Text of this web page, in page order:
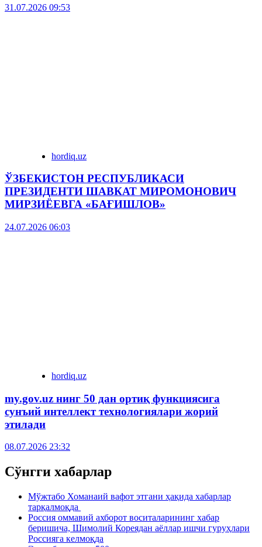
31.07.2026 09:53
hordiq.uz
ЎЗБЕКИСТОН РЕСПУБЛИКАСИ
ПРЕЗИДЕНТИ ШАВКАТ МИРОМОНОВИЧ
МИРЗИЁЕВГА «БАҒИШЛОВ»
24.07.2026 06:03
hordiq.uz
my.gov.uz нинг 50 дан ортиқ функциясига
сунъий интеллект технологиялари жорий
этилади
08.07.2026 23:32
Сўнгги хабарлар
Мўжтабо Хоманаий вафот этгани ҳақида хабарлар
тарқалмоқда
Россия оммавий ахборот воситаларининг хабар
беришича, Шимолий Кореядан аёллар ишчи гуруҳлари
Россияга келмоқда